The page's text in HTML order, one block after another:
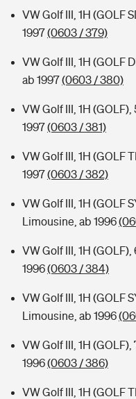
VW Golf III, 1H (GOLF
1997(0603 / 379)
VW Golf III, 1H (GOLF
ab 1997(0603 / 380)
VW Golf III, 1H
1997(0603 / 381)
VW Golf III, 1H (GOLF
1997(0603 / 382)
VW Golf III, 1H (GOLF
Limousine, ab 1996
VW Golf III, 1H
1996(0603 / 384)
VW Golf III, 1H (GOLF
Limousine, ab 1996
VW Golf III, 1H
1996(0603 / 386)
VW Golf III, 1H (GOLF